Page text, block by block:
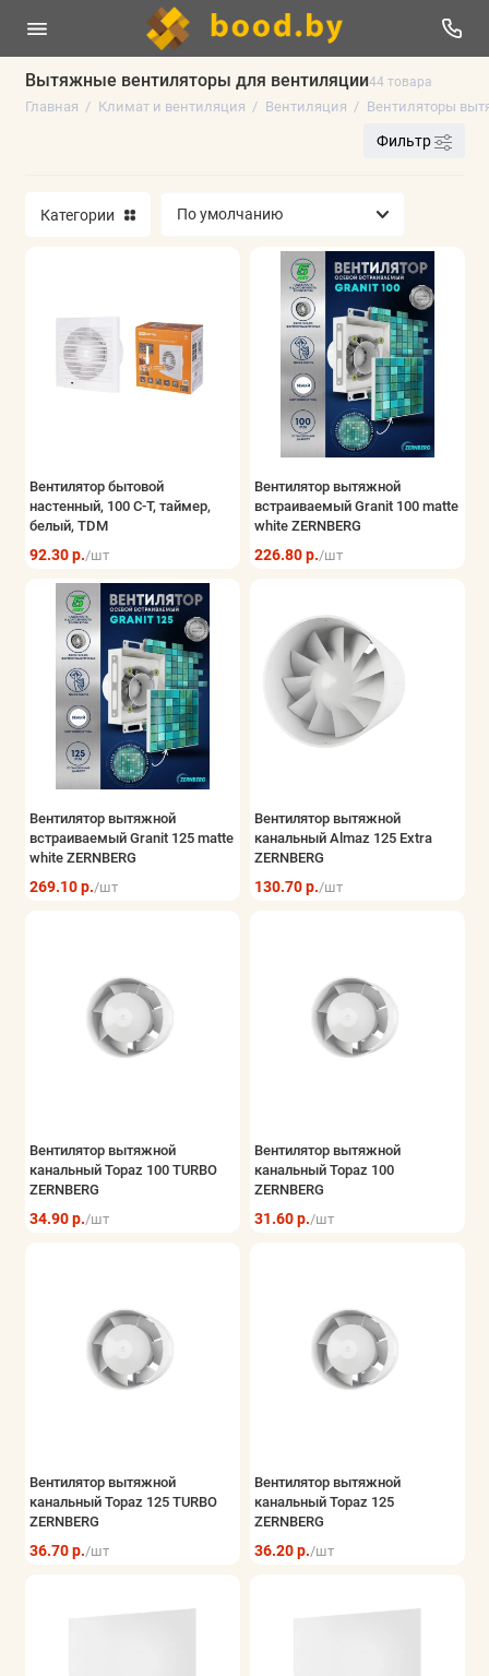
Вытяжные вентиляторы для вентиляции44 товара
Главная Климат и вентиляция Вентиляция Вентиляторы
Вентиляторы и аксессуары
Обогреватели
Фильтр
Категории
Вентилятор бытовой
настенный, 100 С-Т, таймер,
белый, TDM
92.30 р./шт
Вентилятор вытяжной
встраиваемый Granit 100 matte
white ZERNBERG
226.80 р./шт
Вентилятор вытяжной
встраиваемый Granit 125 matte
white ZERNBERG
269.10 р./шт
Вентилятор вытяжной
канальный Almaz 125 Extra
ZERNBERG
130.70 р./шт
Вентилятор вытяжной
канальный Topaz 100 TURBO
ZERNBERG
34.90 р./шт
Вентилятор вытяжной
канальный Topaz 100
ZERNBERG
31.60 р./шт
Вентилятор вытяжной
канальный Topaz 125 TURBO
ZERNBERG
36.70 р./шт
Вентилятор вытяжной
канальный Topaz 125
ZERNBERG
36.20 р./шт